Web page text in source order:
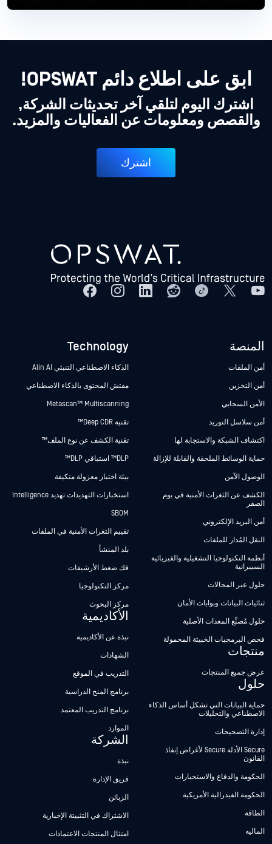
اقرأ أكثر
ابق على اطلاع دائم OPSWAT!
اشترك اليوم لتلقي آخر تحديثات الشركة,
والقصص ومعلومات عن الفعاليات والمزيد.
اشترك
المنصة
أمن الملفات
أمن التخزين
الأمن السحابي
أمن سلاسل التوريد
اكتشاف الشبكة والاستجابة لها
حماية الوسائط الملحقة والقابلة للإزالة
الوصول الآمن
الكشف عن الثغرات الأمنية في يوم
الصفر
أمن البريد الإلكتروني
النقل المُدار للملفات
أنظمة التكنولوجيا التشغيلية والفيزيائية
السيبرانية
حلول عبر المجالات
ثنائيات البيانات وبوابات الأمان
حلول مُصنِّع المعدات الأصلية
فحص البرمجيات الخبيثة المحمولة
منتجات
عرض جميع المنتجات
حلول
حماية البيانات التي تشكل أساس الذكاء
الاصطناعي والتحليلات
إدارة التصحيحات
Secure الأدلة Secure لأغراض إنفاذ
القانون
الحكومة والدفاع والاستخبارات
الحكومة الفيدرالية الأمريكية
الطاقة
الماليه
Technology
الذكاء الاصطناعي التنبئي Alin AI
مفتش المحتوى بالذكاء الاصطناعي
Metascan™ Multiscanning
تقنية Deep CDR™
تقنية الكشف عن نوع الملف™
DLP™ استباقي DLP™
بيئة اختبار معزولة متكيفة
استخبارات التهديدات تهديد Intelligence
SBOM
تقييم الثغرات الأمنية في الملفات
بلد المنشأ
فك ضغط الأرشيفات
مركز التكنولوجيا
مركز البحوث
الأكاديمية
نبذة عن الأكاديمية
الشهادات
التدريب في الموقع
برنامج المنح الدراسية
برنامج التدريب المعتمد
الموارد
الشركة
نبذة
فريق الإدارة
الزبائن
الاشتراك في التثبيتة الإخبارية
امتثال المنتجات الاعتمادات